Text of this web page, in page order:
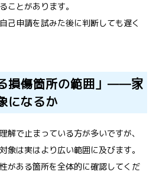
ことがあります。
己申請を試みた後に判断しても遅く
損傷箇所の範囲」——家
になるか
解で止まっている方が多いですが、
象は実はより広い範囲に及びます。
がある箇所を全体的に確認してくだ